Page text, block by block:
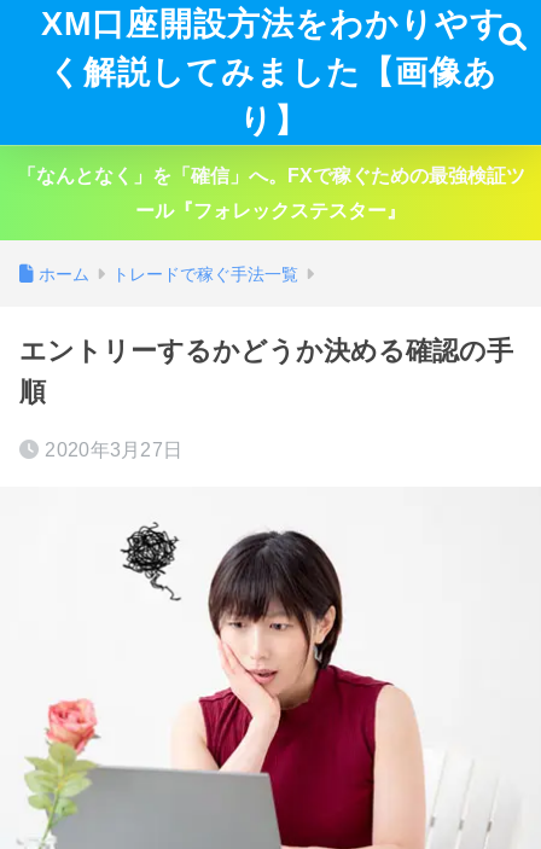
XM口座開設方法をわかりやす
く解説してみました【画像あ
り】
「なんとなく」を「確信」へ。FXで稼ぐための最強検証ツ
ール『フォレックステスター』
ホーム トレードで稼ぐ手法一覧
エントリーするかどうか決める確認の手
順
2020年3月27日